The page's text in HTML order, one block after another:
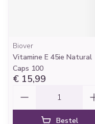
Biover
Vitamine E 45ie Natural
Caps 100
€ 15,99
Bestel